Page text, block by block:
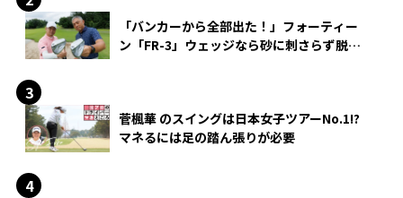
「バンカーから全部出た！」フォーティー
ン「FR-3」ウェッジなら砂に刺さらず脱出
菅楓華 のスイングは日本女子ツアーNo.1!?
マネるには足の踏ん張りが必要